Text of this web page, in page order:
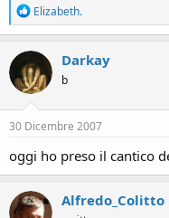
R
e
a
c
t
i
o
n
s
Elizabeth.
Darkay
b
30 Dicembre 2007
oggi ho preso il cantico
Alfredo_Colitto